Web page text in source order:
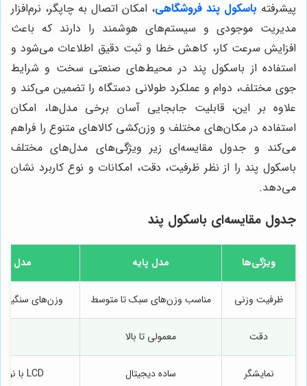
پیشرفته باسکول پند فروشگاهی، امکان اتصال به چاپگر، نرم‌افزار
مدیریت موجودی و سیستم‌های هوشمند را دارند که باعث
افزایش سرعت کار، کاهش خطا و ثبت دقیق اطلاعات می‌شود و
استفاده از باسکول پند در محیط‌های صنعتی سخت و شرایط
جوی مختلف، دوام و عملکرد طولانی دستگاه را تضمین می‌کند و
علاوه بر این، قابلیت جابجایی آسان برخی مدل‌ها، امکان
استفاده در مکان‌های مختلف و وزن‌کشی کالاهای متنوع را فراهم
می‌کند و جدول مقایسه‌ای زیر ویژگی‌های مدل‌های مختلف
باسکول پند را از نظر ظرفیت، دقت، امکانات و نوع کاربرد نشان
می‌دهد.
جدول مقایسه‌ای باسکول پند
ویژگی‌ها مدل پایه مدل
ظرفیت وزنی مناسب وزن‌های سبک تا متوسط وزن‌های سنگین
دقت معمولی تا بالا
نمایشگر ساده دیجیتال LCD با نور پس‌زمینه